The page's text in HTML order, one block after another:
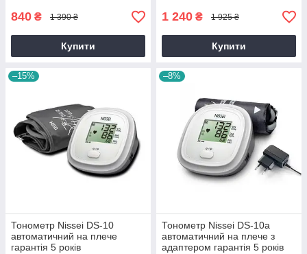
840 ₴ 1 390 ₴
Купити
1 240 ₴ 1 925 ₴
Купити
–15%
Тонометр Nissei DS-10
автоматичний на плече
гарантія 5 років
–8%
Тонометр Nissei DS-10a
автоматичний на плече з
адаптером гарантія 5 років